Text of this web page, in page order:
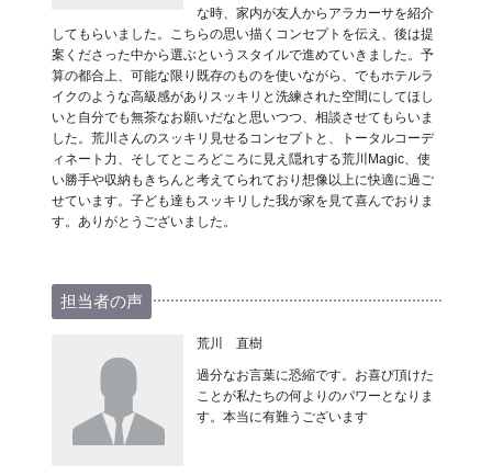
な時、家内が友人からアラカーサを紹介
してもらいました。こちらの思い描くコンセプトを伝え、後は提
案くださった中から選ぶというスタイルで進めていきました。予
算の都合上、可能な限り既存のものを使いながら、でもホテルラ
イクのような高級感がありスッキリと洗練された空間にしてほし
いと自分でも無茶なお願いだなと思いつつ、相談させてもらいま
した。荒川さんのスッキリ見せるコンセプトと、トータルコーデ
ィネート力、そしてところどころに見え隠れする荒川Magic、使
い勝手や収納もきちんと考えてられており想像以上に快適に過ご
せています。子ども達もスッキリした我が家を見て喜んでおりま
す。ありがとうございました。
担当者の声
荒川 直樹
過分なお言葉に恐縮です。お喜び頂けた
ことが私たちの何よりのパワーとなりま
す。本当に有難うございます